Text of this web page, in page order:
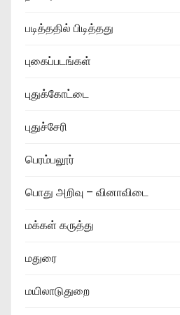
படித்ததில் பிடித்தது
புகைப்படங்கள்
புதுக்கோட்டை
புதுச்சேரி
பெரம்பலூர்
பொது அறிவு – வினாவிடை
மக்கள் கருத்து
மதுரை
மயிலாடுதுறை